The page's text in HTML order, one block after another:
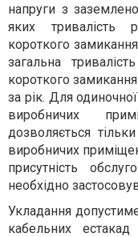
напруги з
яких тривалість
короткого
загальна
короткого
за рік. Для
виробничих
дозволяється
виробничих
присутність
необхідно
Укладання
кабельних